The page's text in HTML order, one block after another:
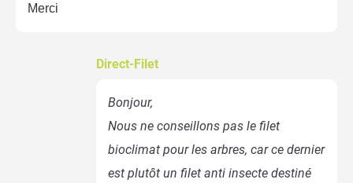
Merci
Direct-Filet
Bonjour,
Nous ne conseillons pas le filet
bioclimat pour les arbres, car ce dernier
est plutôt un filet anti insecte destiné